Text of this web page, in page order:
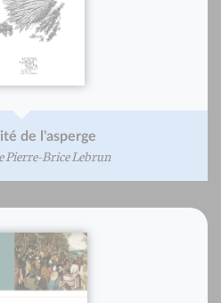
de l'asperge
Pierre-Brice Lebrun